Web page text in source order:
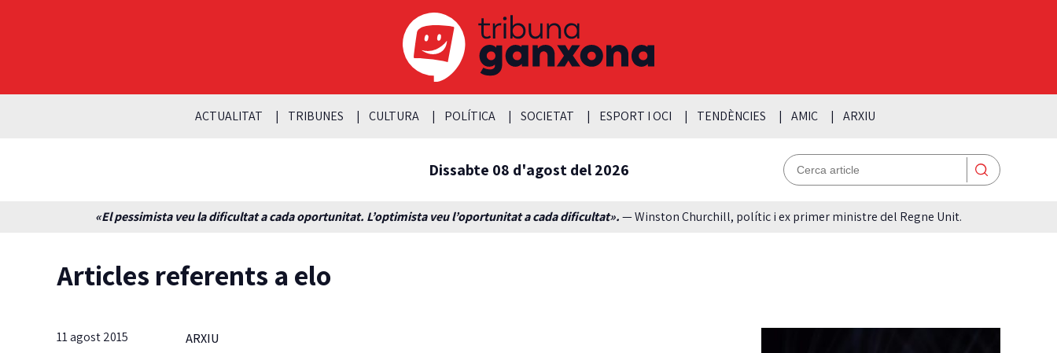
ACTUALITAT TRIBUNES CULTURA POLÍTICA SOCIETAT ESPORT I OCI TENDÈNCIES AMIC ARXIU
Dissabte 08 d'agost del 2026
«El pessimista veu la dificultat a cada oportunitat. L’optimista veu l’oportunitat a cada dificultat».— Winston Churchill, polític i ex primer ministre del Regne Unit.
Articles referents a elo
11 agost 2015 ARXIU